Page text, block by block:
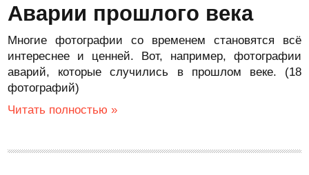
Аварии прошлого века
Многие фотографии со временем становятся всё
интереснее и ценней. Вот, например, фотографии
аварий, которые случились в прошлом веке. (18
фотографий)
Читать полностью »